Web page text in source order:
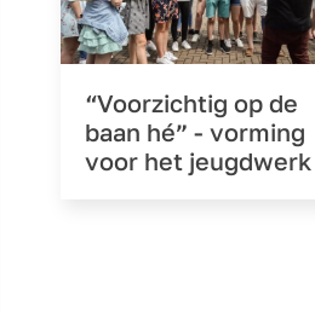
“Voorzichtig op de
baan hé” - vorming
voor het jeugdwerk